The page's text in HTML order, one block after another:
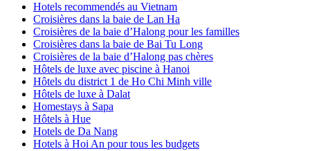
Hotels recommendés au Vietnam
Croisières dans la baie de Lan Ha
Croisières de la baie d’Halong pour les familles
Croisières dans la baie de Bai Tu Long
Croisières de la baie d’Halong pas chères
Hôtels de luxe avec piscine à Hanoi
Hôtels du district 1 de Ho Chi Minh ville
Hôtels de luxe à Dalat
Homestays à Sapa
Hôtels à Hue
Hotels de Da Nang
Hotels à Hoi An pour tous les budgets